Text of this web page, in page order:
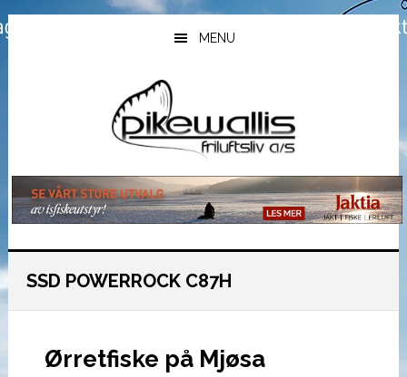
Hopp
til
Hopp
til
Hopp
til
MENU
SSD POWERROCK C87H
Ørretfiske på Mjøsa